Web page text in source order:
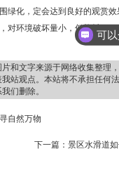
绿化，定会达到良好的观赏
对环境破坏量小，低能耗。
和文字来源于网络收集整理
站观点。本站将不承担任何
们删除。
自然万物
下一篇： 景区水滑道